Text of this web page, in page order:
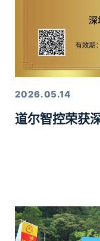
业优质产品奖”
2026.05.14
道尔智控荣获